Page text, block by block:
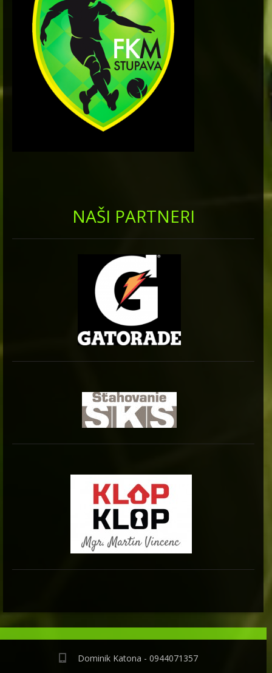
NAŠI PARTNERI
Dominik Katona - 0944071357